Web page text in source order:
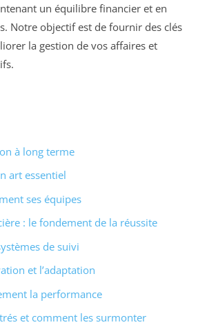
un équilibre financier et en
Notre objectif est de fournir des clés
la gestion de vos affaires et
à long terme
art essentiel
ses équipes
: le fondement de la réussite
de suivi
et l’adaptation
la performance
et comment les surmonter